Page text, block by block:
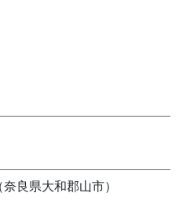
良県大和郡山市）